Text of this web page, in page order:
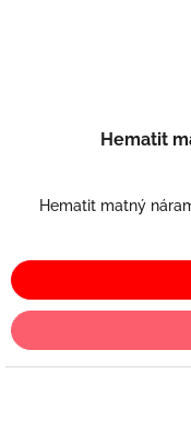
Hematit
Hematit matný